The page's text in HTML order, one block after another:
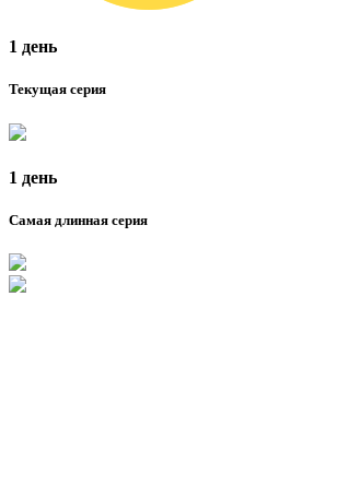
1 день
Текущая серия
1 день
Самая длинная серия